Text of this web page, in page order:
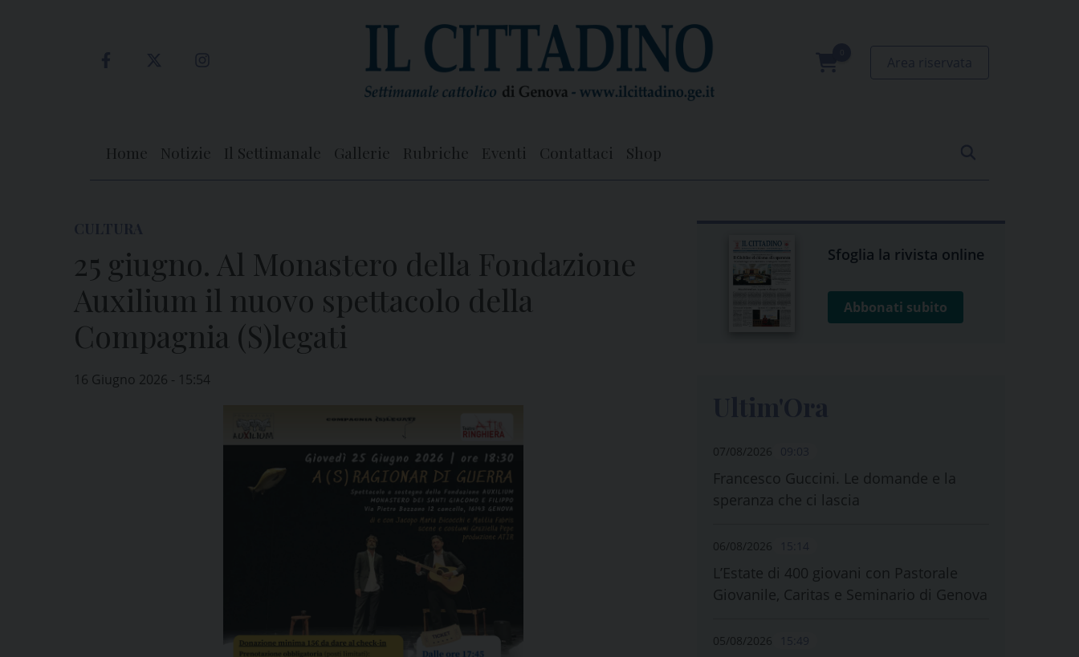
Home Notizie Il Settimanale Gallerie Rubriche Eventi Contattaci Shop
25 giugno. Al Monastero della Fondazione
Auxilium il nuovo spettacolo della
Compagnia (S)legati
16 Giugno 2026 - 15:54
Sfoglia la rivista online
Abbonati subito
07/08/2026
Francesco Guccini. Le domande e la
speranza che ci lascia
06/08/2026
L’Estate di 400 giovani con Pastorale
Giovanile, Caritas e Seminario di Genova
05/08/2026